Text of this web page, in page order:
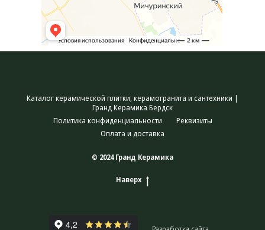
Каталог керамической плитки, керамогранита и сантехники |
Гранд Керамика Бердск
Политика конфиденциальности
Реквизиты
Оплата и доставка
© 2024 Гранд Керамика
Наверх